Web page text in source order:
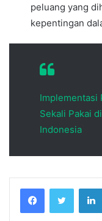
peluang yang
kepentingan
Implementasi
Sekali Pakai
Indonesia
FacebookTwitter